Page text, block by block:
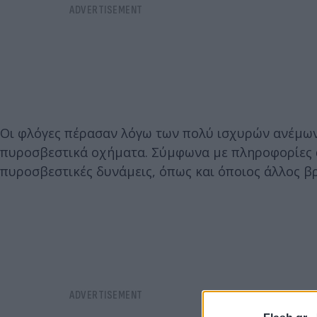
Οι φλόγες πέρασαν λόγω των πολύ ισχυρών
πυροσβεστικά οχήματα. Σύμφωνα με πληροφορίες
πυροσβεστικές δυνάμεις, όπως και όποιος άλλος